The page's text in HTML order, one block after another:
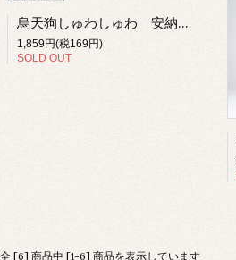
烏天狗しゅわしゅわ 安納芋 720ｍｌ 芋焼酎 さつま無双 薩摩 鹿児島
1,859円(税169円)
SOLD OUT
全 [6] 商品中 [1-6] 商品を表示しています